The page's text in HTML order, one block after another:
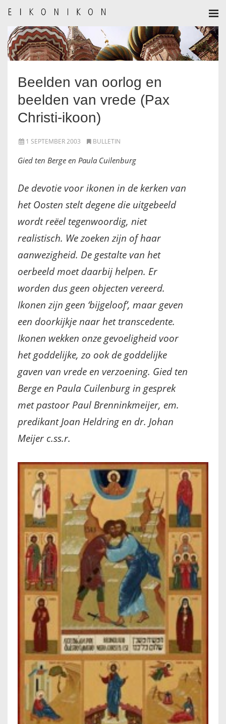
HOME
AANMELDEN
BULLETIN
AUTEURSREGISTER
ALGEMEEN
IKOON GESCHIEDENIS
IKONEN, EEN INTRODUCTIE
OVER DE STICHTING
LEXIKON
EXPOSITIES
SCHILDERCURSUSSEN
MATERIALEN
DOEN OF LATEN
ENGLISH
FRANÇAIS
Beelden van oorlog en
beelden van vrede (Pax
Christi-ikoon)
1 SEPTEMBER 2003 BULLETIN
Gied ten Berge en Paula Cuilenburg
De devotie voor ikonen in de kerken van
het Oosten stelt degene die uitgebeeld
wordt reëel tegenwoordig, niet
realistisch. We zoeken zijn of haar
aanwezigheid. De gestalte van het
oerbeeld moet daarbij helpen. Er
worden dus geen objecten vereerd.
Ikonen zijn geen ‘bijgeloof’, maar geven
een doorkijkje naar het transcedente.
Ikonen wekken onze gevoeligheid voor
het goddelijke, zo ook de goddelijke
gaven van vrede en verzoening. Gied ten
Berge en Paula Cuilenburg in gesprek
met pastoor Paul Brenninkmeijer, em.
predikant Joan Heldring en dr. Johan
Meijer c.ss.r.